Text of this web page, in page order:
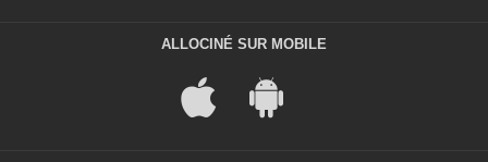
ALLOCINÉ SUR MOBILE